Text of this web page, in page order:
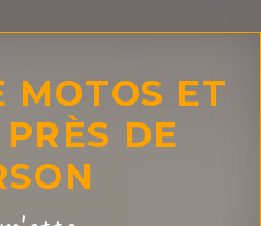
MOTOS ET
DE